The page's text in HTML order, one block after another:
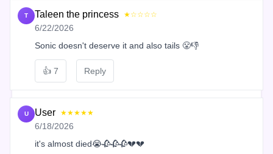
T Taleen the princess ★☆☆☆☆
6/22/2026
Sonic doesn't deserve it and also tails 😤👎
👍 7 Reply
U User ★★★★★
6/18/2026
it's almost died😭🥀🥀🥀💔💔